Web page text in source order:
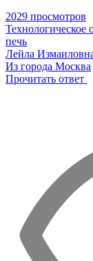
2029 просмотров
Технологическое
печь
Лейла
Из города Москва
Прочитать ответ